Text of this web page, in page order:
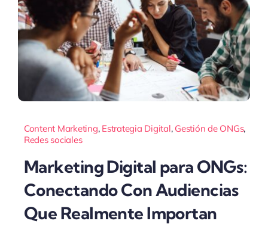
Content Marketing, Estrategia Digital, Gestión de ONGs,
Redes sociales
Marketing Digital para ONGs:
Conectando Con Audiencias
Que Realmente Importan